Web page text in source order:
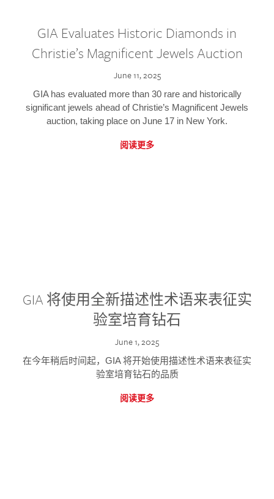
GIA Evaluates Historic Diamonds in
Christie’s Magnificent Jewels Auction
June 11, 2025
GIA has evaluated more than 30 rare and historically
significant jewels ahead of Christie’s Magnificent Jewels
auction, taking place on June 17 in New York.
阅读更多
GIA 将使用全新描述性术语来表征实
验室培育钻石
June 1, 2025
在今年稍后时间起，GIA 将开始使用描述性术语来表征实
验室培育钻石的品质
阅读更多